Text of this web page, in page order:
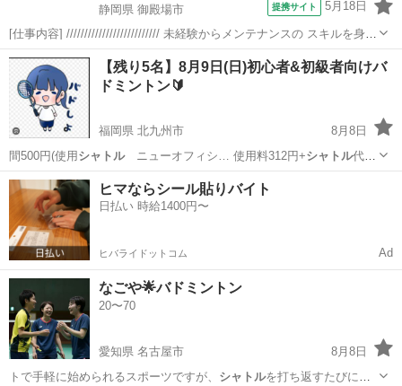
静岡県 御殿場市
提携サイト 5月18日
[仕事内容] ////////////////////////// 未経験からメンテナンスの スキルを身に
つけられるお仕事です！ 模型やプラモデルの作成など、 細かい作業が
得意な方、大歓迎です！ //////////////...
静岡 御殿場市 工場
【残り5名】8月9日(日)初心者&初級者向けバ
ドミントン🔰
福岡県 北九州市
8月8日
間500円(使用 シャトルニューオフィシ… 使用料312円+シャトル代
188円として… AL(最高品質のシャトル)を使用🪽 ※Y… りの7700円の
シャトル
です🏸 ・開催…
福岡 北九州市 バドミントン シャトル
ヒマならシール貼りバイト
日払い 時給1400円〜
ヒバライドットコム Ad
なごや🌟バドミントン
20〜70
愛知県 名古屋市
8月8日
トで手軽に始められるスポーツですが、 シャトルを打ち返すたびに感